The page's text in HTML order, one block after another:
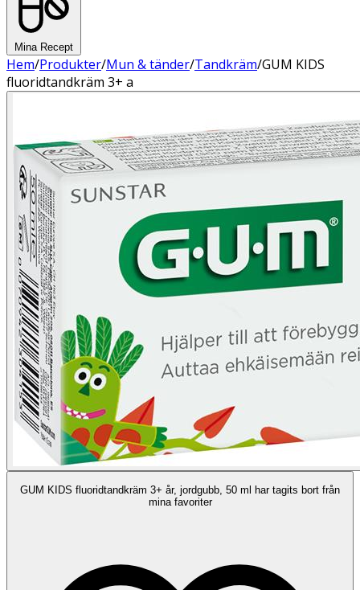
Mina Recept
Hem/Produkter/Mun & tänder/Tandkräm/GUM KIDS
fluoridtandkräm 3+ a
GUM KIDS fluoridtandkräm 3+ år, jordgubb, 50 ml har tagits bort från
mina favoriter